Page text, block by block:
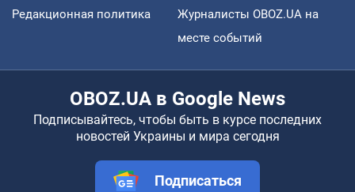
Редакционная политика
Журналисты OBOZ.UA на
месте событий
OBOZ.UA в Google News
Подписывайтесь, чтобы быть в курсе последних
новостей Украины и мира сегодня
Подписаться